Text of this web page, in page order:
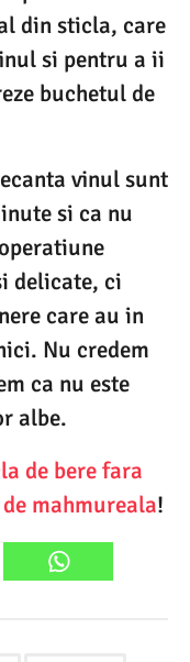
din sticla, care
si pentru a ii
buchetul de
vinul sunt
si ca nu
delicate, ci
care au in
Nu credem
ca nu este
albe.
de bere fara
mahmureala!